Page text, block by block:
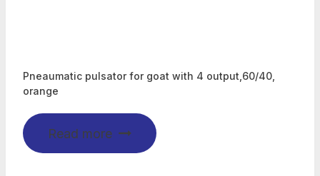
Pneaumatic pulsator for goat with 4 output,60/40,
orange
Read more